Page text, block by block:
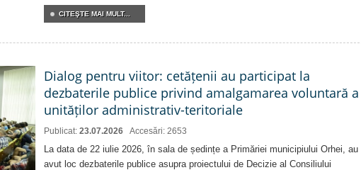
CITEŞTE MAI MULT...
Dialog pentru viitor: cetățenii au participat la
dezbaterile publice privind amalgamarea voluntară a
unităților administrativ-teritoriale
Publicat: 23.07.2026 Accesări: 2653
La data de 22 iulie 2026, în sala de ședințe a Primăriei municipiului Orhei, au
avut loc dezbaterile publice asupra proiectului de Decizie al Consiliului